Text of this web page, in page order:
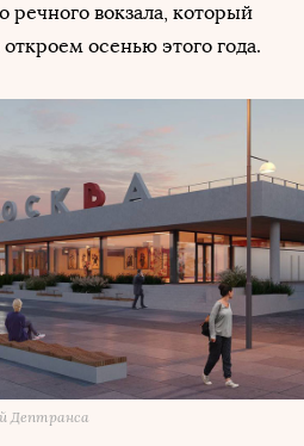
вокзала, который
осенью этого года.
Дептранса